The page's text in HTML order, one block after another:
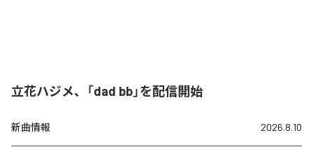
立花ハジメ、「dad bb」を配信開始
新曲情報 2026.8.10